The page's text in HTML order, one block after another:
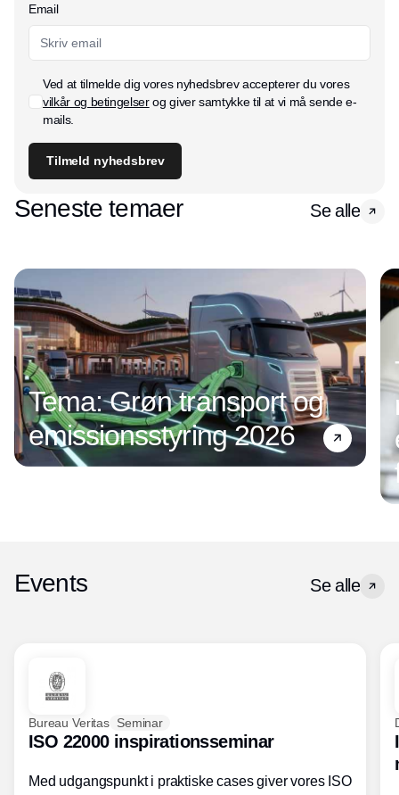
Email
Ved at tilmelde dig vores nyhedsbrev accepterer du vores
vilkår og betingelserog giver samtykke til at vi må sende e-
mails.
Tilmeld nyhedsbrev
Seneste temaer Se alle
Tema: Grøn transport og
emissionsstyring 2026
Events Se alle
Bureau Veritas Seminar
ISO 22000 inspirationsseminar
Med udgangspunkt i praktiske cases giver vores ISO